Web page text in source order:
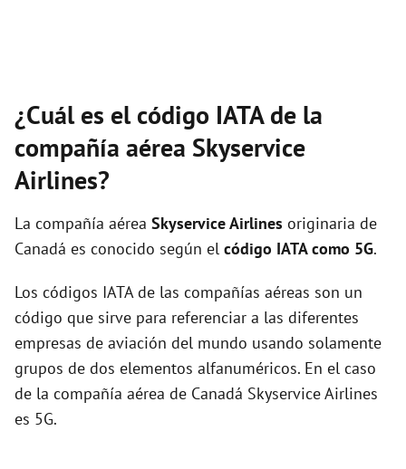
¿Cuál es el código IATA de la
compañía aérea Skyservice
Airlines?
La compañía aérea Skyservice Airlines originaria de
Canadá es conocido según el código IATA como 5G.
Los códigos IATA de las compañías aéreas son un
código que sirve para referenciar a las diferentes
empresas de aviación del mundo usando solamente
grupos de dos elementos alfanuméricos. En el caso
de la compañía aérea de Canadá Skyservice Airlines
es 5G.